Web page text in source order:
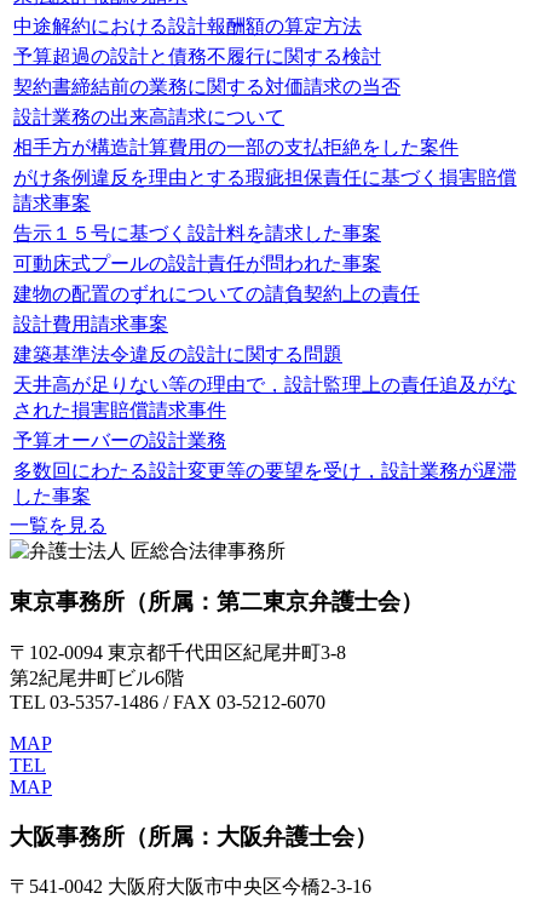
中途解約における設計報酬額の算定方法
予算超過の設計と債務不履行に関する検討
契約書締結前の業務に関する対価請求の当否
設計業務の出来高請求について
相手方が構造計算費用の一部の支払拒絶をした案件
がけ条例違反を理由とする瑕疵担保責任に基づく損害賠償
請求事案
告示１５号に基づく設計料を請求した事案
可動床式プールの設計責任が問われた事案
建物の配置のずれについての請負契約上の責任
設計費用請求事案
建築基準法令違反の設計に関する問題
天井高が足りない等の理由で，設計監理上の責任追及がな
された損害賠償請求事件
予算オーバーの設計業務
多数回にわたる設計変更等の要望を受け，設計業務が遅滞
した事案
一覧を見る
東京事務所 （所属：第二東京弁護士会）
〒102-0094 東京都千代田区紀尾井町3-8
第2紀尾井町ビル6階
TEL 03-5357-1486 / FAX 03-5212-6070
MAP
TEL
MAP
大阪事務所 （所属：大阪弁護士会）
〒541-0042 大阪府大阪市中央区今橋2-3-16